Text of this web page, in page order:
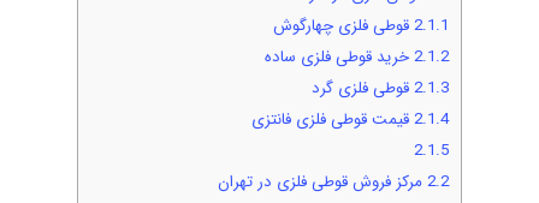
2.1.1قوطی فلزی چهارگوش
2.1.2خرید قوطی فلزی ساده
2.1.3قوطی فلزی گرد
2.1.4قیمت قوطی فلزی فانتزی
2.1.5
2.2مرکز فروش قوطی فلزی در تهران